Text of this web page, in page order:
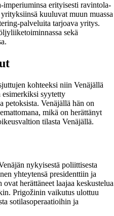
erityisesti ravintola-
kuuluvat muun muassa
palveluita tarjoava yritys.
sekä
kohteeksi niin Venäjällä
esimerkiksi syytetty
petoksista. Venäjällä hän on
mikä on herättänyt
tilasta Venäjällä.
nykyisestä poliittisesta
yhteytensä presidenttiin ja
herättäneet laajaa keskustelua
Prigožinin vaikutus ulottuu
sotilasoperaatioihin ja